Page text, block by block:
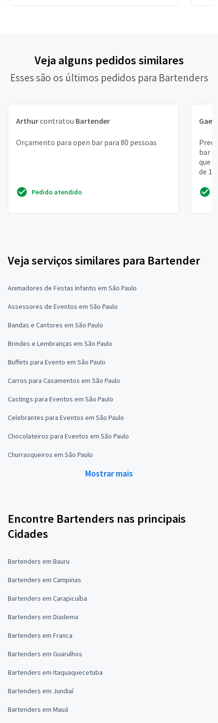
Veja alguns pedidos similares
Esses são os últimos pedidos para Bartenders
Arthurcontratou Bartender
Orçamento para open bar para 80 pessoas
Pedido atendido
Gael
bar
que
de
Veja serviços similares para Bartender
Animadores de Festas Infantis em São Paulo
Assessores de Eventos em São Paulo
Bandas e Cantores em São Paulo
Brindes e Lembranças em São Paulo
Buffets para Evento em São Paulo
Carros para Casamentos em São Paulo
Castings para Eventos em São Paulo
Celebrantes para Eventos em São Paulo
Chocolateiros para Eventos em São Paulo
Churrasqueiros em São Paulo
Mostrar mais
Encontre Bartenders nas principais
Cidades
Bartenders em Bauru
Bartenders em Campinas
Bartenders em Carapicuíba
Bartenders em Diadema
Bartenders em Franca
Bartenders em Guarulhos
Bartenders em Itaquaquecetuba
Bartenders em Jundiaí
Bartenders em Mauá